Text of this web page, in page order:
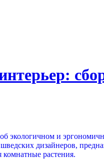
экологичном и
дизайнеров,
комнатные растения.